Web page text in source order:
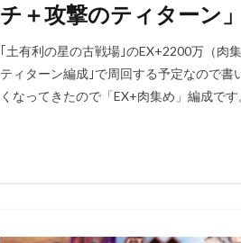
チ＋攻撃のティターン
｢土有利の星の古戦場｣のEX+2200万（肉
ティターン編成｣で周回する予定なので
くなってきたので「EX+肉集め」編成です